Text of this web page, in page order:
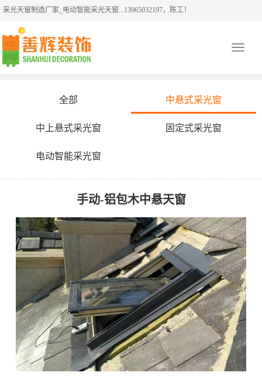
采光天窗制造厂家_电动智能采光天窗...13965032197，陈工！
Toggle
全部 中悬式采光窗
中上悬式采光窗 固定式采光窗
电动智能采光窗
手动-铝包木中悬天窗